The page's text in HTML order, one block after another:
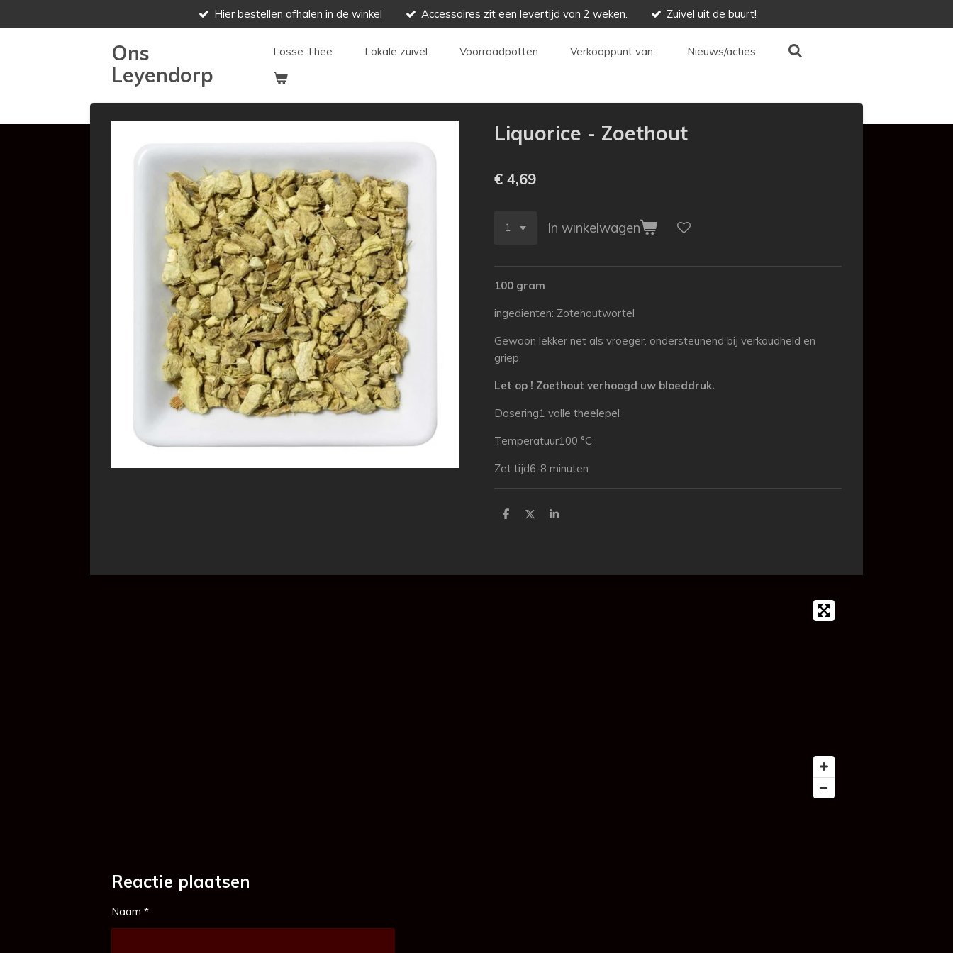
direct
Hier bestellen afhalen in de winkel Accessoires zit een levertijd van 2 weken. Zuivel uit de buurt!
Ons
Leyendorp
Losse Thee Lokale zuivel Voorraadpotten Verkooppunt van: Nieuws/acties
Liquorice - Zoethout
€ 4,69
In winkelwagen
100 gram
ingedienten: Zotehoutwortel
Gewoon lekker net als vroeger. ondersteunend bij verkoudheid en
griep.
Let op ! Zoethout verhoogd uw bloeddruk.
Dosering1 volle theelepel
Temperatuur100 °C
Zet tijd6-8 minuten
D
D
S
Reactie plaatsen
Naam *